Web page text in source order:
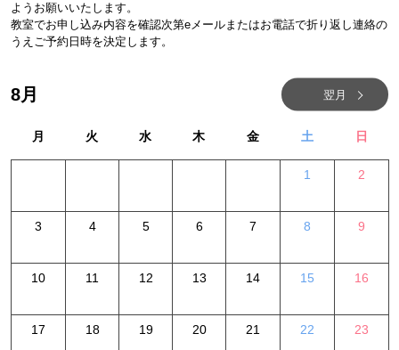
ようお願いいたします。
教室でお申し込み内容を確認次第eメールまたはお電話で折り返し連絡の
うえご予約日時を決定します。
8月 翌月
月 火 水 木 金 土 日
1 2
3 4 5 6 7 8 9
10 11 12 13 14 15 16
17 18 19 20 21 22 23